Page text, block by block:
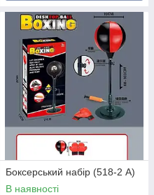
Боксерський набір (518-2 А)
В наявності